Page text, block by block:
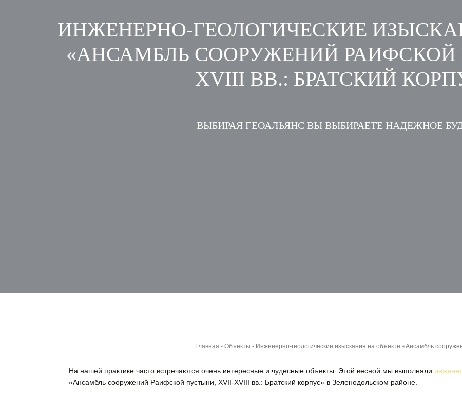
ИНЖЕНЕРНО-ГЕОЛОГИЧЕСКИЕ
«АНСАМБЛЬ СООРУЖЕНИЙ РАИФСКОЙ
XVIII ВВ.: БРАТСКИЙ
ВЫБИРАЯ ГЕОАЛЬЯНС ВЫ ВЫБИРАЕТЕ НАДЕЖНОЕ
Главная -Объекты - Инженерно-геологические изыскания на объекте «Ансамбль
На нашей практике часто встречаются очень интересные и чудесные объекты. Этой весной мы выполняли
«Ансамбль сооружений Раифской пустыни, XVII-XVIII вв.: Братский корпус» в Зеленодольском районе.